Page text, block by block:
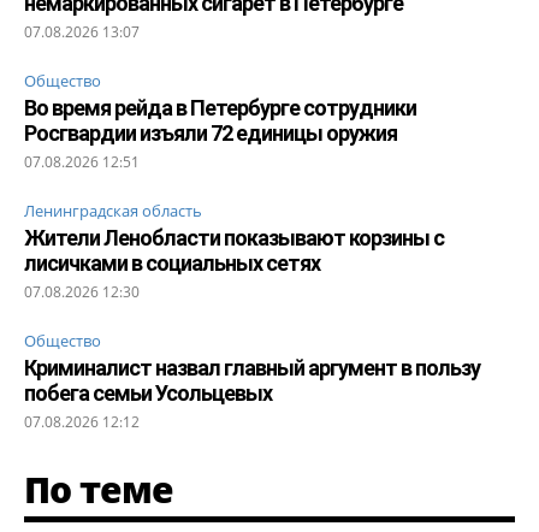
07.08.2026 13:07
Общество
Во время рейда в Петербурге сотрудники
Росгвардии изъяли 72 единицы оружия
07.08.2026 12:51
Ленинградская область
Жители Ленобласти показывают корзины с
лисичками в социальных сетях
07.08.2026 12:30
Общество
Криминалист назвал главный аргумент в пользу
побега семьи Усольцевых
07.08.2026 12:12
По теме